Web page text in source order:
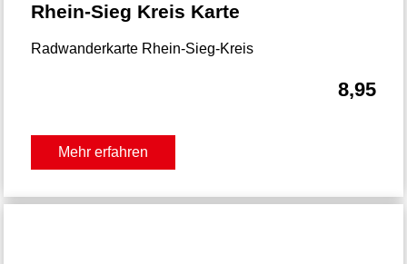
Rhein-Sieg Kreis Karte
Radwanderkarte Rhein-Sieg-Kreis
8,95
Mehr erfahren